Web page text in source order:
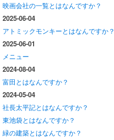
映画会社の一覧とはなんですか？
2025-06-04
アトミックモンキーとはなんですか？
2025-06-01
メニュー
2024-08-04
富田とはなんですか？
2024-05-04
社長太平記とはなんですか？
東池袋とはなんですか？
緑の建築とはなんですか？